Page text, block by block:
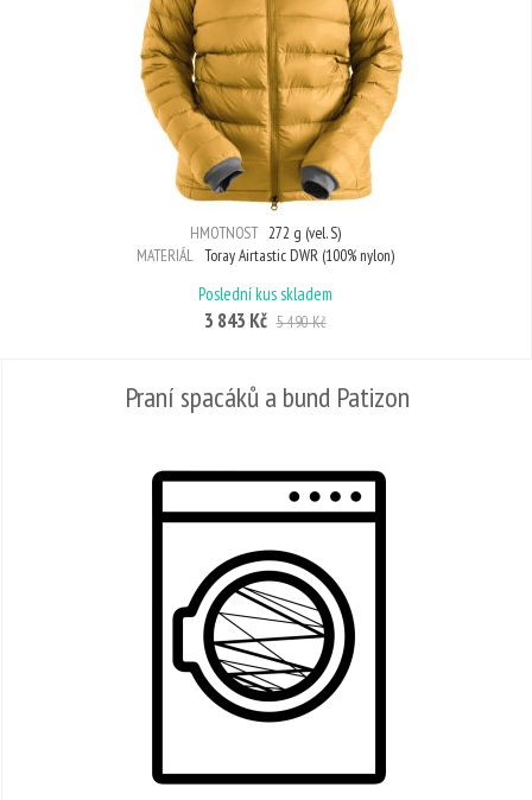
HMOTNOST 272 g (vel. S)
MATERIÁL Toray Airtastic DWR (100% nylon)
Poslední kus skladem
3 843 Kč 5 490 Kč
Praní spacáků a bund Patizon